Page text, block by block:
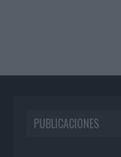
PUBLICACIONES